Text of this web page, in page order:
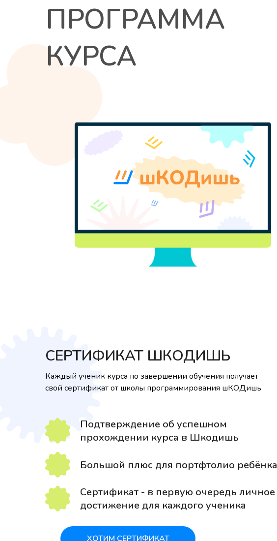
ПРОГРАММА
КУРСА
ХОТИМ СЕРТИФИКАТ
Сертификат - в первую очередь личное
достижение для каждого ученика
Большой плюс для портфтолио ребёнка
Подтверждение об успешном
прохождении курса в Шкодишь
Каждый ученик курса по завершении обучения получает
свой сертификат от школы программирования шКОДишь
СЕРТИФИКАТ ШКОДИШЬ